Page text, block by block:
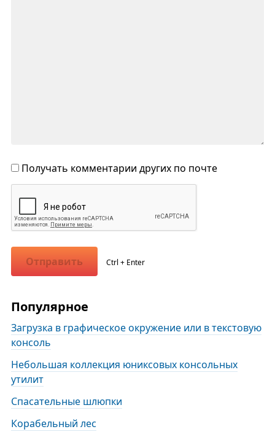
Получать комментарии других по почте
Отправить Ctrl + Enter
Популярное
Загрузка в графическое окружение или в текстовую
консоль
Небольшая коллекция юниксовых консольных
утилит
Спасательные шлюпки
Корабельный лес